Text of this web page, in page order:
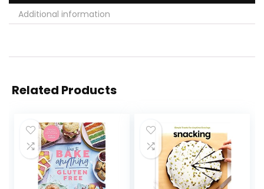
Additional information
Related Products